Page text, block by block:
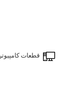
قطعات کامپیوتر